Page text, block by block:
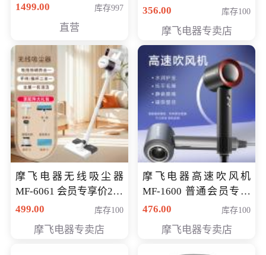
1499.00
库存997
直营
元
356.00 库存100
摩飞电器专卖店
摩飞电器无线吸尘器
MF-6061 会员专享价299
元
499.00 库存100
摩飞电器专卖店
摩飞电器高速吹风机
MF-1600 普通会员专享
价298元
476.00 库存100
摩飞电器专卖店